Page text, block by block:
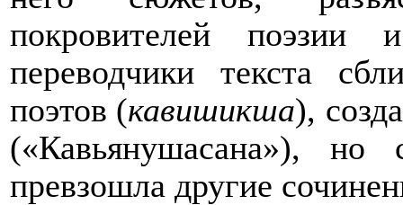
покровителей поэзии
переводчики текста
поэтов (кавишикша),
(«Кавьянушасана»), но
превзошла другие